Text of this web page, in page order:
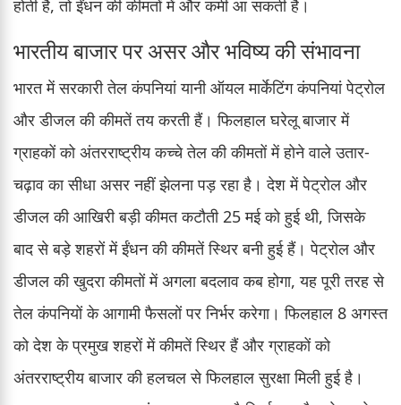
होती है, तो ईंधन की कीमतों में और कमी आ सकती है।
भारतीय बाजार पर असर और भविष्य की संभावना
भारत में सरकारी तेल कंपनियां यानी ऑयल मार्केटिंग कंपनियां पेट्रोल
और डीजल की कीमतें तय करती हैं। फिलहाल घरेलू बाजार में
ग्राहकों को अंतरराष्ट्रीय कच्चे तेल की कीमतों में होने वाले उतार-
चढ़ाव का सीधा असर नहीं झेलना पड़ रहा है। देश में पेट्रोल और
डीजल की आखिरी बड़ी कीमत कटौती 25 मई को हुई थी, जिसके
बाद से बड़े शहरों में ईंधन की कीमतें स्थिर बनी हुई हैं। पेट्रोल और
डीजल की खुदरा कीमतों में अगला बदलाव कब होगा, यह पूरी तरह से
तेल कंपनियों के आगामी फैसलों पर निर्भर करेगा। फिलहाल 8 अगस्त
को देश के प्रमुख शहरों में कीमतें स्थिर हैं और ग्राहकों को
अंतरराष्ट्रीय बाजार की हलचल से फिलहाल सुरक्षा मिली हुई है।